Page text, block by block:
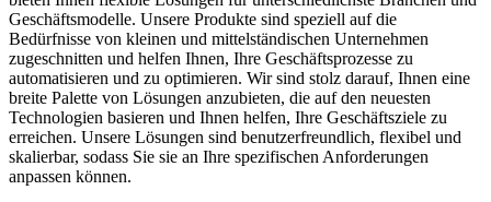
Geschäftsmodelle. Unsere Produkte sind speziell auf die
Bedürfnisse von kleinen und mittelständischen Unternehmen
zugeschnitten und helfen Ihnen, Ihre Geschäftsprozesse zu
automatisieren und zu optimieren. Wir sind stolz darauf, Ihnen eine
breite Palette von Lösungen anzubieten, die auf den neuesten
Technologien basieren und Ihnen helfen, Ihre Geschäftsziele zu
erreichen. Unsere Lösungen sind benutzerfreundlich, flexibel und
skalierbar, sodass Sie sie an Ihre spezifischen Anforderungen
anpassen können.